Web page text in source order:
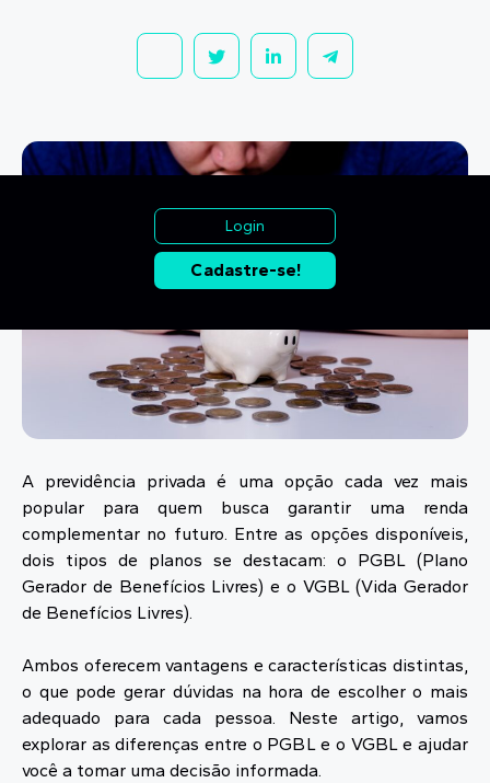
Login
Cadastre-se!
A previdência privada é uma opção cada vez mais
popular para quem busca garantir uma renda
complementar no futuro. Entre as opções disponíveis,
dois tipos de planos se destacam: o PGBL (Plano
Gerador de Benefícios Livres) e o VGBL (Vida Gerador
de Benefícios Livres).
Ambos oferecem vantagens e características distintas,
o que pode gerar dúvidas na hora de escolher o mais
adequado para cada pessoa. Neste artigo, vamos
explorar as diferenças entre o PGBL e o VGBL e ajudar
você a tomar uma decisão informada.